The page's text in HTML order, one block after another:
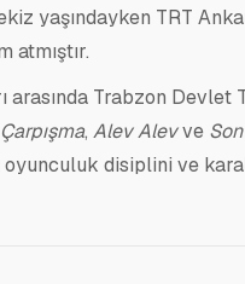
yaşındayken TRT
atmıştır.
Trabzon Devlet
Çarpışma, Alev Alevve
oyunculuk disiplini ve